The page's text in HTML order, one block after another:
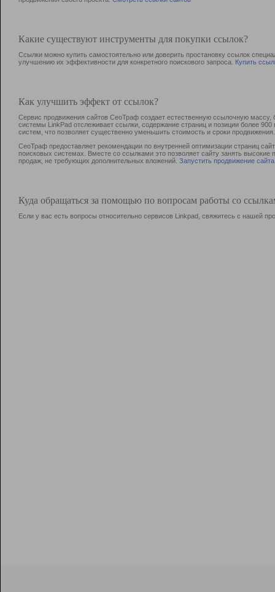
Какие существуют инструменты для покупки ссылок?
Ссылки можно купить самостоятельно или доверить простановку ссылок
улучшению их эффективности для конкретного поискового запроса. Купить
Как улучшить эффект от ссылок?
Сервис продвижения сайтов СеоТраф создает естественную ссылочную
системы LinkPad отслеживает ссылки, содержание страниц и позиции более
систем, что позволяет существенно уменьшить стоимость и сроки продвижения.
СеоТраф предоставляет рекомендации по внутренней оптимизации страниц
поисковых системах. Вместе со ссылками это позволяет сайту занять
продаж, не требующих дополнительных вложений. Запустить продвижение сайта
Куда обращаться за помощью по вопросам работы со
Если у вас есть вопросы относительно сервисов Linkpad, свяжитесь с нашей